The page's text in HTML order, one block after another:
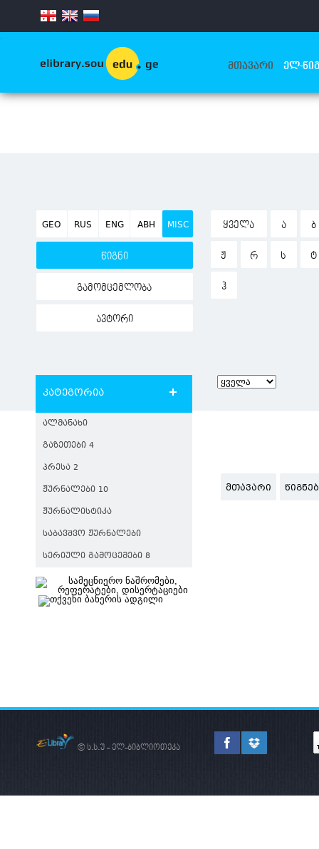
.
ᲛᲗᲐᲕᲐᲠᲘ ᲔᲚ-
GEO RUS ENG ABH MISC
წიგნი
გამომცემლობა
ავტორი
ᲧᲕᲔᲚᲐ Ა Ბ
Ჟ Რ Ს Ტ
Ჰ
კატეგორია
ᲐᲚᲛᲐᲜᲐᲮᲘ
ᲒᲐᲖᲔᲗᲔᲑᲘ 4
ᲞᲠᲔᲡᲐ 2
ᲟᲣᲠᲜᲐᲚᲔᲑᲘ 10
ᲟᲣᲠᲜᲐᲚᲘᲡᲢᲘᲙᲐ
ᲡᲐᲑᲐᲕᲨᲕᲝ ᲟᲣᲠᲜᲐᲚᲔᲑᲘ
ᲡᲔᲠᲘᲣᲚᲘ ᲒᲐᲛᲝᲪᲔᲛᲔᲑᲘ 8
ᲛᲗᲐᲕᲐᲠᲘ
© ს.ს.უ - ელ-ბიბლიოთეკა